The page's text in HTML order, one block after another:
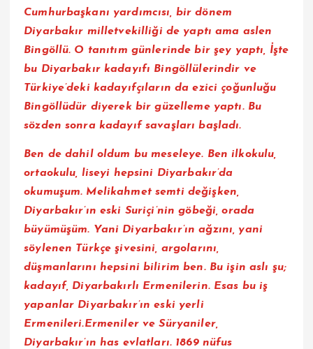
Cumhurbaşkanı yardımcısı, bir dönem
Diyarbakır milletvekilliği de yaptı ama aslen
Bingöllü. O tanıtım günlerinde bir şey yaptı, İşte
bu Diyarbakır kadayıfı Bingöllülerindir ve
Türkiye’deki kadayıfçıların da ezici çoğunluğu
Bingöllüdür diyerek bir güzelleme yaptı. Bu
sözden sonra kadayıf savaşları başladı.
Ben de dahil oldum bu meseleye. Ben ilkokulu,
ortaokulu, liseyi hepsini Diyarbakır’da
okumuşum. Melikahmet semti değişken,
Diyarbakır’ın eski Suriçi’nin göbeği, orada
büyümüşüm. Yani Diyarbakır’ın ağzını, yani
söylenen Türkçe şivesini, argolarını,
düşmanlarını hepsini bilirim ben. Bu işin aslı şu;
kadayıf, Diyarbakırlı Ermenilerin. Esas bu iş
yapanlar Diyarbakır’ın eski yerli
Ermenileri.Ermeniler ve Süryaniler,
Diyarbakır’ın has evlatları. 1869 nüfus